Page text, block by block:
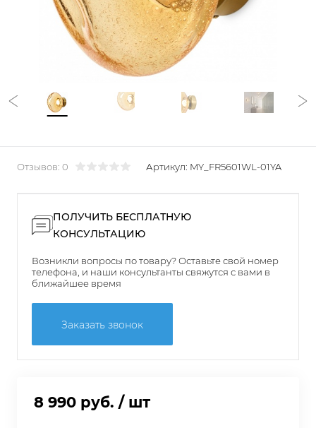
Отзывов: 0 Артикул: MY_FR5601WL-01YA
ПОЛУЧИТЬ БЕСПЛАТНУЮ
КОНСУЛЬТАЦИЮ
Возникли вопросы по товару? Оставьте свой номер
телефона, и наши консультанты свяжутся с вами в
ближайшее время
Заказать звонок
8 990 руб. / шт